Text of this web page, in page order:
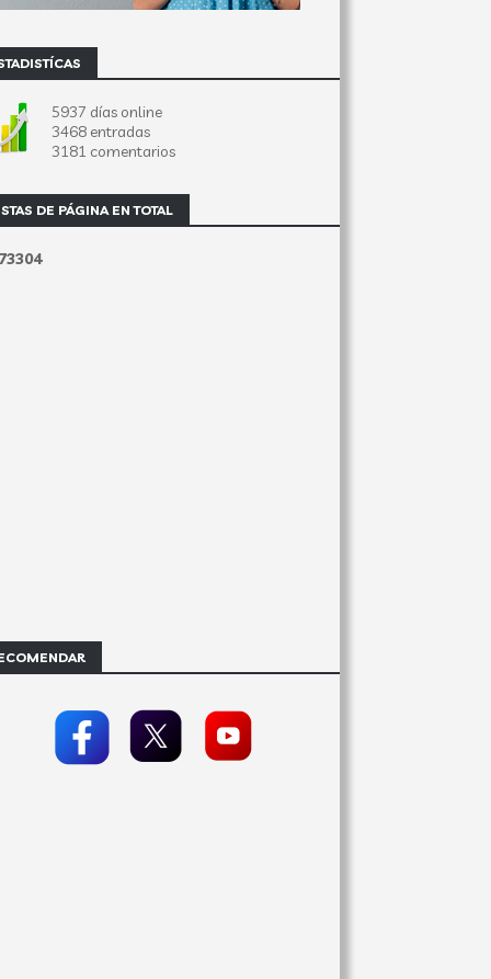
5937 días online
3468 entradas
3181 comentarios
DE PÁGINA EN TOTAL
3304